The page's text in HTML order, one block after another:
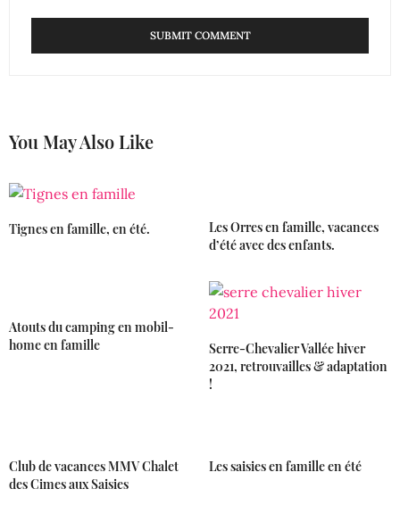
You May Also Like
Tignes en famille, en été.
Les Orres en famille, vacances
d’été avec des enfants.
Atouts du camping en mobil-
home en famille
Serre-Chevalier Vallée hiver
2021, retrouvailles & adaptation
!
Club de vacances MMV Chalet
des Cimes aux Saisies
Les saisies en famille en été